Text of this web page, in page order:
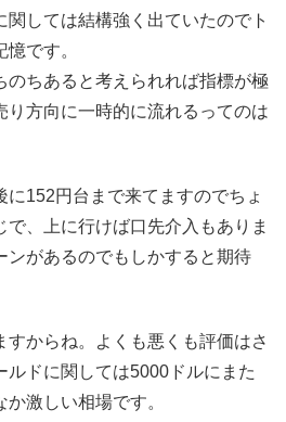
関しては結構強く出ていたのでト
です。
のちあると考えられれば指標が極
り方向に一時的に流れるってのは
に152円台まで来てますのでちょ
で、上に行けば口先介入もありま
ンがあるのでもしかすると期待
すからね。よくも悪くも評価はさ
ルドに関しては5000ドルにまた
激しい相場です。